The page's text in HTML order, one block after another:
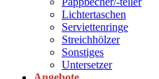
Lichtertaschen
Serviettenringe
Streichhölzer
Sonstiges
Untersetzer